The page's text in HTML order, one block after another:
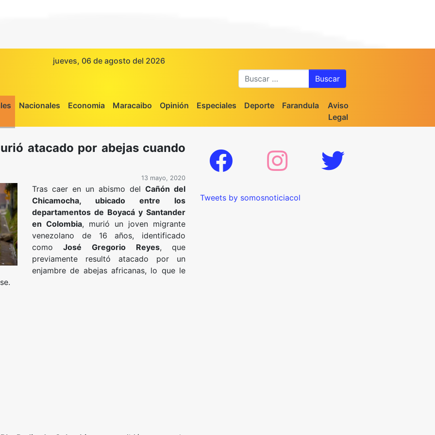
jueves, 06 de agosto del 2026
Nacionales Economia Maracaibo Opinión Especiales Deporte Farandula
Aviso
Legal
atacado por abejas cuando
13 mayo, 2020
Tras caer en un abismo delCañón del
Chicamocha, ubicado entre los
departamentos de Boyacá y Santander
en Colombia, murió un joven migrante
venezolano de 16 años, identificado
comoJosé Gregorio Reyes, que
previamente resultó atacado por un
enjambre de abejas africanas, lo que le
Tweets by somosnoticiacol